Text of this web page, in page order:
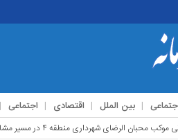
بین الملل اقتصادی اجتماعی